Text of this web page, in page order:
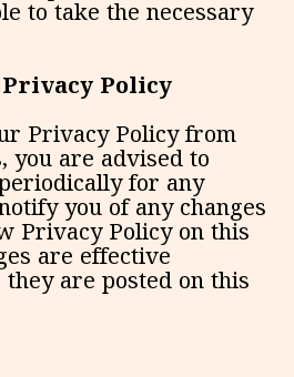
to take the necessary
Privacy Policy
Privacy Policy from
you are advised to
for any
you of any changes
Privacy Policy on this
are effective
are posted on this